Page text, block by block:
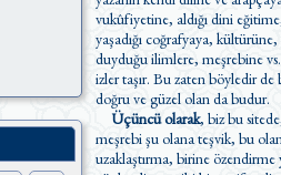
vukûfiyetine, aldığı dini
yaşadığı coğrafyaya,
duyduğu ilimlere, meşrebine
izler taşır. Bu zaten böyledir de belki
doğru ve güzel olan da budur.
Üçüncü olarak, biz bu
meşrebi şu olana teşvik, bu
uzaklaştırma, birine özendirme yada